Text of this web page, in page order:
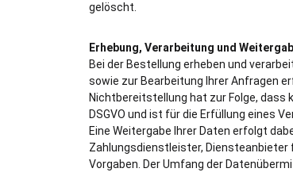
gelöscht.
Erhebung, Verarbeitung und
Bei der Bestellung erheben und
sowie zur Bearbeitung Ihrer Anfragen
Nichtbereitstellung hat zur Folge, dass
DSGVO und ist für die Erfüllung eines
Eine Weitergabe Ihrer Daten erfolgt
Zahlungsdienstleister, Diensteanbieter
Vorgaben. Der Umfang der